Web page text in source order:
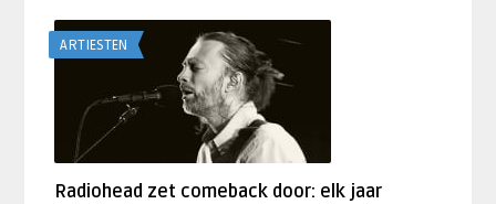
ARTIESTEN
Radiohead zet comeback door: elk jaar